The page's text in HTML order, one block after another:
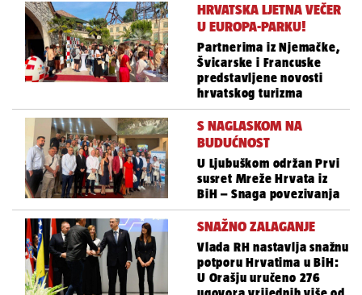
HRVATSKA LJETNA VEČER
U EUROPA-PARKU!
Partnerima iz Njemačke,
Švicarske i Francuske
predstavljene novosti
hrvatskog turizma
S NAGLASKOM NA
BUDUĆNOST
U Ljubuškom održan Prvi
susret Mreže Hrvata iz
BiH – Snaga povezivanja
SNAŽNO ZALAGANJE
Vlada RH nastavlja snažnu
potporu Hrvatima u BiH:
U Orašju uručeno 276